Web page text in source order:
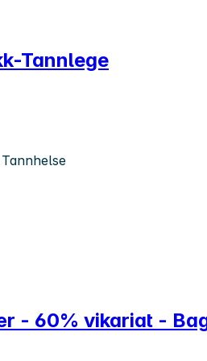
Tannlege
- 60% vikariat -